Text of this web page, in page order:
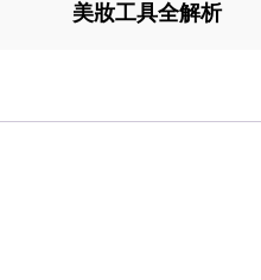
美妝工具全解析